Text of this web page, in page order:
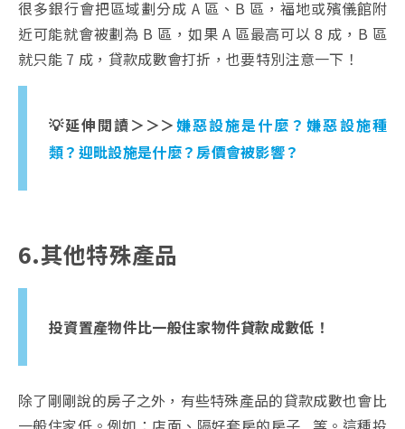
很多銀行會把區域劃分成 A 區、B 區，福地或殯儀館附
近可能就會被劃為 B 區，如果 A 區最高可以 8 成，B 區
就只能 7 成，貸款成數會打折，也要特別注意一下！
💡延伸閱讀＞＞＞嫌惡設施是什麼？嫌惡設施種
類？迎毗設施是什麼？房價會被影響？
6.其他特殊產品
投資置產物件比一般住家物件貸款成數低！
除了剛剛說的房子之外，有些特殊產品的貸款成數也會比